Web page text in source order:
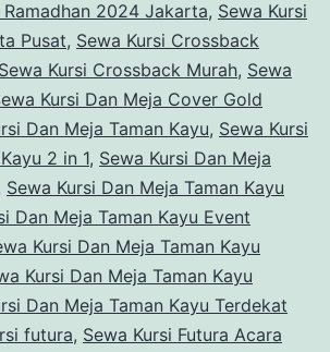
2024 Jakarta, Sewa Kursi
Pusat, Sewa Kursi Crossback
Sewa Kursi Crossback Murah, Sewa
Kursi Dan Meja Cover Gold
Dan Meja Taman Kayu, Sewa Kursi
2 in 1, Sewa Kursi Dan Meja
Sewa Kursi Dan Meja Taman Kayu
Dan Meja Taman Kayu Event
Kursi Dan Meja Taman Kayu
Kursi Dan Meja Taman Kayu
Dan Meja Taman Kayu Terdekat
futura, Sewa Kursi Futura Acara